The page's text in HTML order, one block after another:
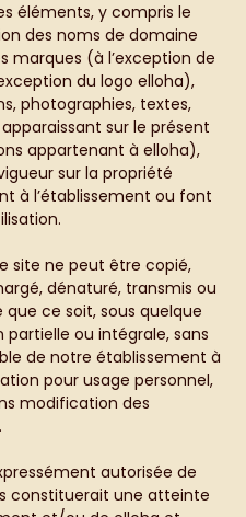
éléments, y compris le
des noms de domaine
marques (à l’exception de
du logo elloha),
photographies, textes,
sur le présent
appartenant à elloha),
sur la propriété
à l’établissement ou font
site ne peut être copié,
dénaturé, transmis ou
ce soit, sous quelque
ou intégrale, sans
de notre établissement à
pour usage personnel,
modification des
autorisée de
constituerait une atteinte